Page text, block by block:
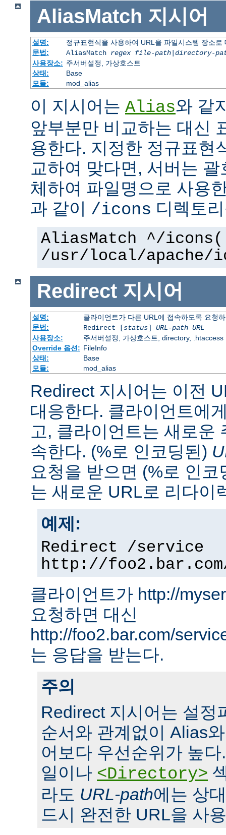
AliasMatch 지시어
설명:
정규표현식을 사용하여 URL을 파일시스템 장소로
문법:
AliasMatch regex file-path| directory-
사용장소: 주서버설정, 가상호스트
상태:
Base
모듈:
mod_alias
이 지시어는 Alias와 같
앞부분만 비교하는 대신
용한다. 지정한 정규표현
교하여 맞다면, 서버는
체하여 파일명으로 사용
과 같이 /icons 디렉토
AliasMatch ^/
/usr/local/apache/
Redirect 지시어
설명:
클라이언트가 다른 URL에 접속하도록 요청
문법:
Redirect [status] URL-path URL
사용장소:
주서버설정, 가상호스트, directory, .htaccess
Override 옵션: FileInfo
상태:
Base
모듈:
mod_alias
Redirect 지시어는 이전
대응한다. 클라이언트에
고, 클라이언트는 새로운
속한다. (%로 인코딩된)
요청을 받으면 (%로 인
는 새로운 URL로 리다이
예제:
Redirect /service
http://
클라이언트가 http://
요청하면 대신
http://foo2.bar.com/
는 응답을 받는다.
주의
Redirect 지시어는 설정
순서와 관계없이 Alias
어보다 우선순위가 높
일이나 <Directory>
라도 URL-path에는 상
드시 완전한 URL을 사